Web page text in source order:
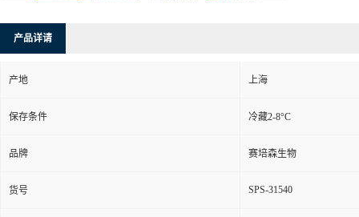
产品详请
产地 上海
保存条件 冷藏2-8°C
品牌 赛培森生物
货号 SPS-31540